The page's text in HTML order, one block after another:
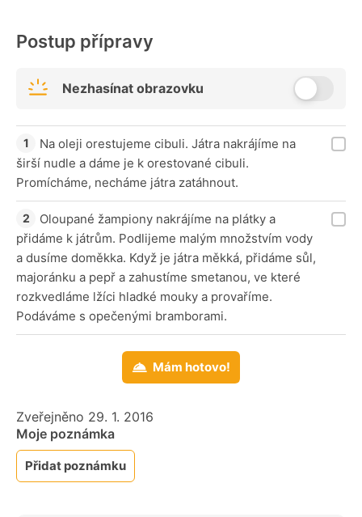
Postup přípravy
Nezhasínat obrazovku
Na oleji orestujeme cibuli. Játra nakrájíme na
širší nudle a dáme je k orestované cibuli.
Promícháme, necháme játra zatáhnout.
Oloupané žampiony nakrájíme na plátky a
přidáme k játrům. Podlijeme malým množstvím vody
a dusíme doměkka. Když je játra měkká, přidáme sůl,
majoránku a pepř a zahustíme smetanou, ve které
rozkvedláme lžíci hladké mouky a provaříme.
Podáváme s opečenými bramborami.
Mám hotovo!
Zveřejněno 29. 1. 2016
Moje poznámka
Přidat poznámku